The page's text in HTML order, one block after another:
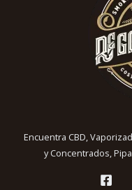
Encuentra CBD,
y Concentrados,